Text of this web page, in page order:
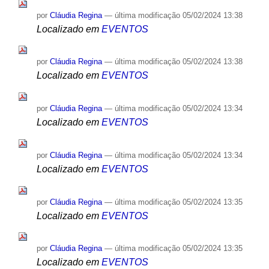
por Cláudia Regina — última modificação05/02/2024 13:38
Localizado em EVENTOS
por Cláudia Regina — última modificação05/02/2024 13:38
Localizado em EVENTOS
por Cláudia Regina — última modificação05/02/2024 13:34
Localizado em EVENTOS
por Cláudia Regina — última modificação05/02/2024 13:34
Localizado em EVENTOS
por Cláudia Regina — última modificação05/02/2024 13:35
Localizado em EVENTOS
por Cláudia Regina — última modificação05/02/2024 13:35
Localizado em EVENTOS